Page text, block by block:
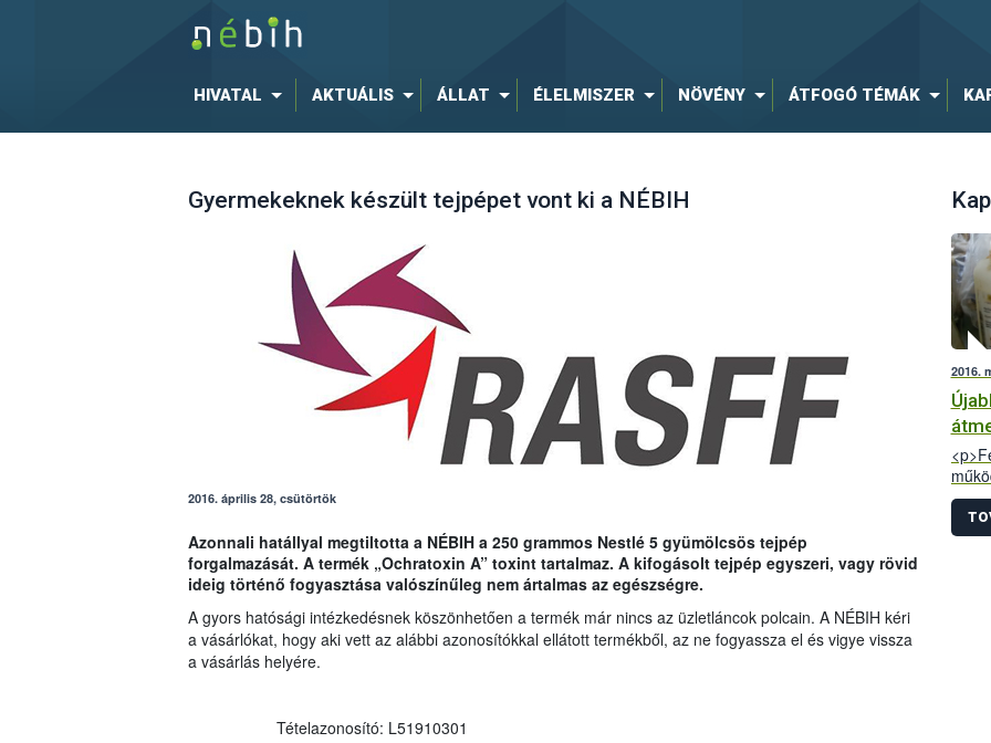
HIVATAL AKTUÁLIS ÁLLAT ÉLELMISZER NÖVÉNY ÁTFOGÓ TÉMÁK
Gyermekeknek készült tejpépet vont ki a NÉBIH
2016. április 28, csütörtök
Azonnali hatállyal megtiltotta a NÉBIH a 250 grammos Nestlé 5 gyümölcsös tejpép
forgalmazását. A termék „Ochratoxin A” toxint tartalmaz. A kifogásolt tejpép egyszeri, vagy rövid
ideig történő fogyasztása valószínűleg nem ártalmas az egészségre.
A gyors hatósági intézkedésnek köszönhetően a termék már nincs az üzletláncok polcain. A NÉBIH kéri
a vásárlókat, hogy aki vett az alábbi azonosítókkal ellátott termékből, az ne fogyassza el és vigye vissza
a vásárlás helyére.
Tételazonosító: L51910301
2016.
Az